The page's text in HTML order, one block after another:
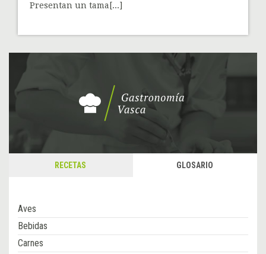
Presentan un tama[...]
RECETAS GLOSARIO
Aves
Bebidas
Carnes